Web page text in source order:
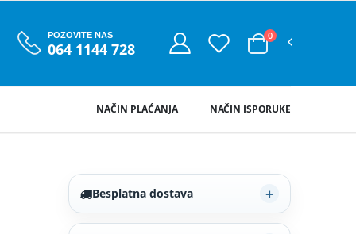
POZOVITE NAS
064 1144 728
0
NAČIN ISPORUKE
NAČIN PLAĆANJA
Besplatna dostava